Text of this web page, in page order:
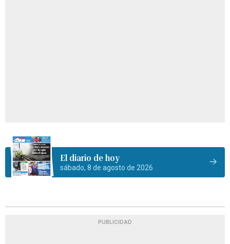
El diario de hoy
sábado, 8 de agosto de 2026
PUBLICIDAD